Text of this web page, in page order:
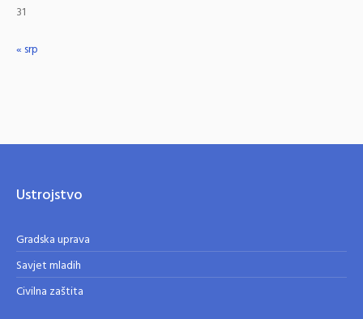
31
« srp
Ustrojstvo
Gradska uprava
Savjet mladih
Civilna zaštita